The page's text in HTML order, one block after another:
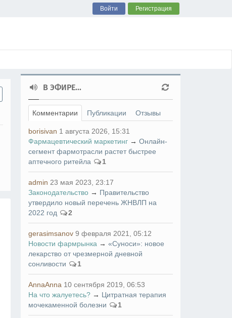
Войти Регистрация
В ЭФИРЕ...
Комментарии Публикации Отзывы
borisivan 1 августа 2026, 15:31
Фармацевтический маркетинг→ Онлайн-
сегмент фармотрасли растет быстрее
аптечного ритейла
1
admin 23 мая 2023, 23:17
Законодательство→ Правительство
утвердило новый перечень ЖНВЛП на
2022 год
2
gerasimsanov 9 февраля 2021, 05:12
Новости фармрынка → «Суноси»: новое
лекарство от чрезмерной дневной
сонливости
1
AnnaAnna 10 сентября 2019, 06:53
На что жалуетесь?→ Цитратная терапия
мочекаменной болезни
1